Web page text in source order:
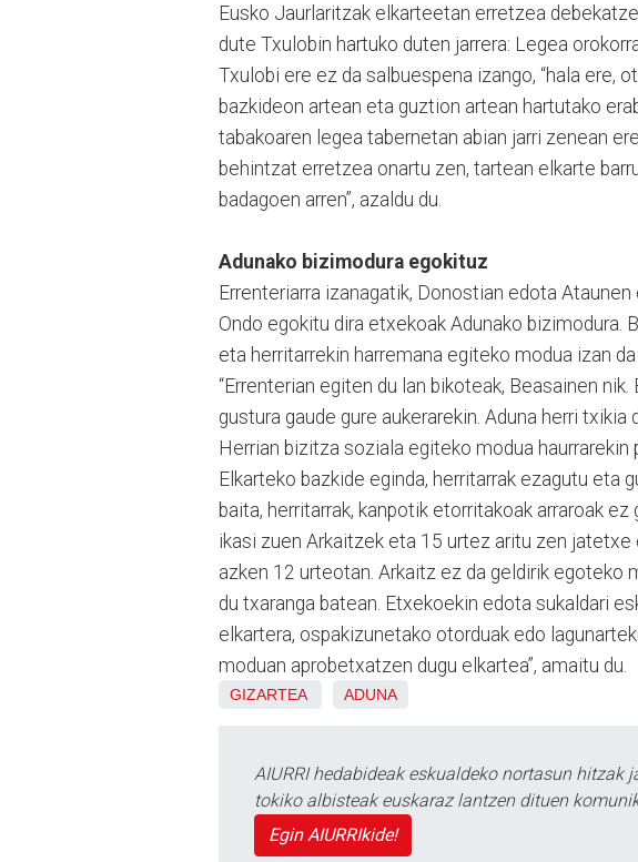
Eusko Jaurlaritzak elkarteetan erretzea
dute Txulobin hartuko duten jarrera: Legea
Txulobi ere ez da salbuespena izango, “hala ere,
bazkideon artean eta guztion artean hartutako
tabakoaren legea tabernetan abian jarri zenean
behintzat erretzea onartu zen, tartean elkarte
badagoen arren”, azaldu du.
Adunako bizimodura egokituz
Errenteriarra izanagatik, Donostian edota
Ondo egokitu dira etxekoak Adunako bizimodura.
eta herritarrekin harremana egiteko modua izan
“Errenterian egiten du lan bikoteak, Beasainen
gustura gaude gure aukerarekin. Aduna herri txikia
Herrian bizitza soziala egiteko modua
Elkarteko bazkide eginda, herritarrak ezagutu eta
baita, herritarrak, kanpotik etorritakoak arraroak
ikasi zuen Arkaitzek eta 15 urtez aritu zen jatetxe
azken 12 urteotan. Arkaitz ez da geldirik egoteko
du txaranga batean. Etxekoekin edota sukaldari
elkartera, ospakizunetako otorduak edo
moduan aprobetxatzen dugu elkartea”, amaitu du.
GIZARTEA ADUNA
AIURRI hedabideak eskualdeko nortasun hitzak
tokiko albisteak euskaraz lantzen dituen
Egin AIURRIkide!